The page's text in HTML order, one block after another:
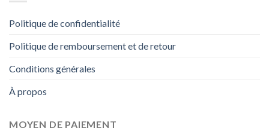
Politique de confidentialité
Politique de remboursement et de retour
Conditions générales
À propos
MOYEN DE PAIEMENT